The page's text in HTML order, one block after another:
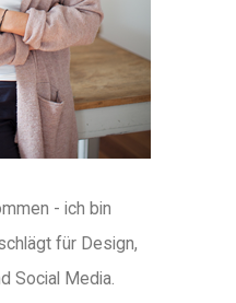
- ich bin
für Design,
Social Media.